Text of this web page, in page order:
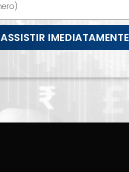
ASSISTIR IMEDIATAMENTE